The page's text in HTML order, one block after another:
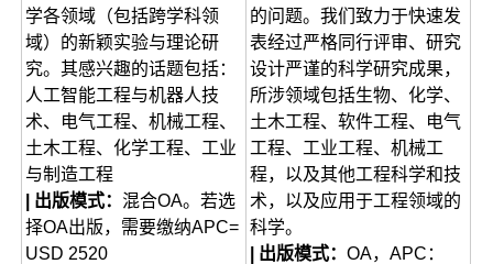
学各领域（包括跨学科领
域）的新颖实验与理论研
究。其感兴趣的话题包括：
人工智能工程与机器人技
术、电气工程、机械工程、
土木工程、化学工程、工业
与制造工程
| 出版模式： 混合OA。若选
择OA出版，需要缴纳APC=
USD 2520
的问题。我们致力于快速发
表经过严格同行评审、研究
设计严谨的科学研究成果，
所涉领域包括生物、化学、
土木工程、软件工程、电气
工程、工业工程、机械工
程，以及其他工程科学和技
术，以及应用于工程领域的
科学。
| 出版模式：OA，APC：